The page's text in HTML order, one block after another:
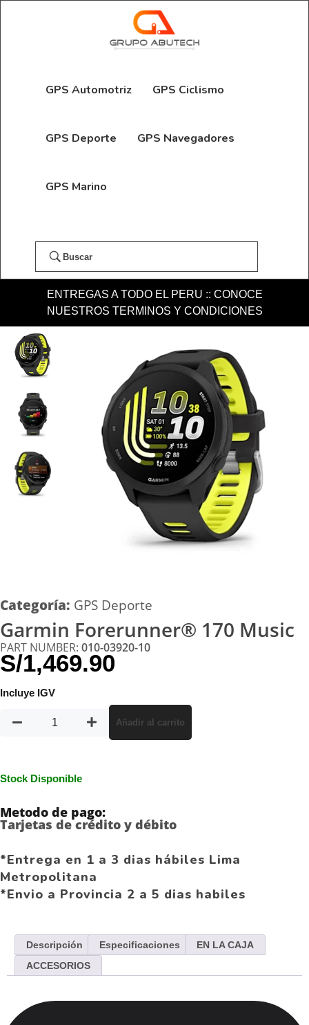
GPS Automotriz GPS Ciclismo
GPS Deporte GPS Navegadores
GPS Marino
Buscar
ENTREGAS A TODO EL PERU :: CONOCE
NUESTROS TERMINOS Y CONDICIONES
Categoría: GPS Deporte
Garmin Forerunner® 170 Music
PART NUMBER: 010-03920-10
S/1,469.90
Incluye IGV
Añadir al carrito
Stock Disponible
Metodo de pago:
Tarjetas de crédito y débito
*Entrega en 1 a 3 dias hábiles Lima
Metropolitana
*Envio a Provincia 2 a 5 dias habiles
Descripción Especificaciones
EN LA CAJA
ACCESORIOS